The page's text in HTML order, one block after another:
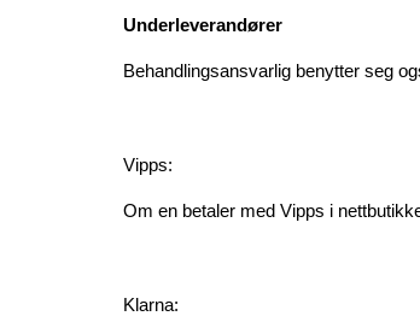
Underleverandører
Behandlingsansvarlig benytter seg
Vipps:
Om en betaler med Vipps i
Klarna: